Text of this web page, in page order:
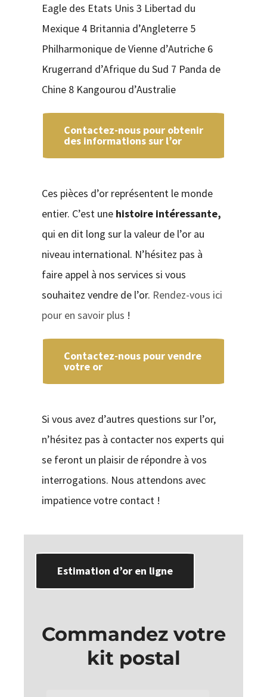
Eagle des Etats Unis 3 Libertad du
Mexique 4 Britannia d’Angleterre 5
Philharmonique de Vienne d’Autriche 6
Krugerrand d’Afrique du Sud 7 Panda de
Chine 8 Kangourou d’Australie
Contactez-nous pour obtenir
des informations sur l’or
Ces pièces d’or représentent le monde
entier. C’est une histoire intéressante,
qui en dit long sur la valeur de l’or au
niveau international. N’hésitez pas à
faire appel à nos services si vous
souhaitez vendre de l’or. Rendez-vous ici
pour en savoir plus !
Contactez-nous pour vendre
votre or
Si vous avez d’autres questions sur l’or,
n’hésitez pas à contacter nos experts qui
se feront un plaisir de répondre à vos
interrogations. Nous attendons avec
impatience votre contact !
Estimation d’or en ligne
Commandez votre
kit postal